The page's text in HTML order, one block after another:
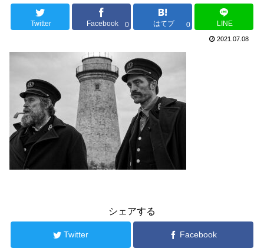
Twitter Facebook 0 はてブ 0 LINE
2021.07.08
シェアする
Twitter Facebook